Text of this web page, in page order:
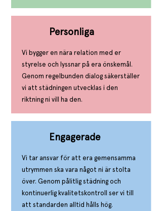
Personliga
Vi bygger en nära relation med er
styrelse och lyssnar på era önskemål.
Genom regelbunden dialog säkerställer
vi att städningen utvecklas i den
riktning ni vill ha den.
Engagerade
Vi tar ansvar för att era gemensamma
utrymmen ska vara något ni är stolta
över. Genom pålitlig städning och
kontinuerlig kvalitetskontroll ser vi till
att standarden alltid hålls hög.